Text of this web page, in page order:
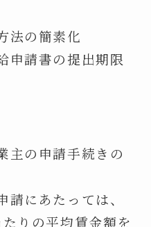
法の簡素化
申請書の提出期限
主の申請手続きの
にあたっては、
りの平均賃金額を